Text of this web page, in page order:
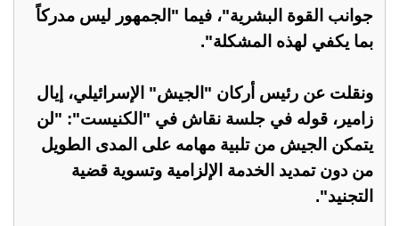
جوانب القوة البشرية"، فيما "الجمهور ليس مدركاً
بما يكفي لهذه المشكلة".
ونقلت عن رئيس أركان "الجيش" الإسرائيلي، إيال
زامير، قوله في جلسة نقاش في "الكنيست": "لن
يتمكن الجيش من تلبية مهامه على المدى الطويل
من دون تمديد الخدمة الإلزامية وتسوية قضية
التجنيد".